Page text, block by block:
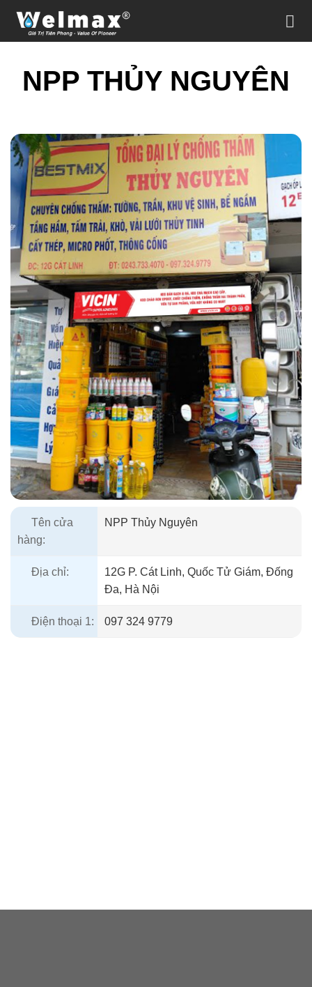
nội
NPP THỦY NGUYÊN
Tên cửa
hàng:
NPP Thủy Nguyên
Địa chỉ:
12G P. Cát Linh, Quốc Tử Giám, Đống
Đa, Hà Nội
Điện thoại 1: 097 324 9779